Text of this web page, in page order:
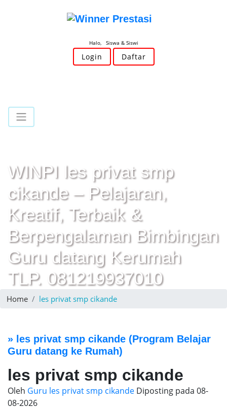
Halo, Siswa & Siswi
Login Daftar
WINPI les privat smp
cikande – Pelajaran,
Kreatif, Terbaik &
Berpengalaman Bimbingan
Guru datang Kerumah
TLP. 081219937010
Home les privat smp cikande
» les privat smp cikande (Program Belajar
Guru datang ke Rumah)
les privat smp cikande
Oleh Guru les privat smp cikande Diposting pada 08-
08-2026